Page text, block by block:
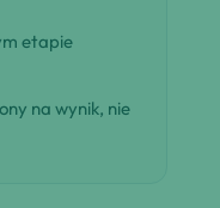
etapie
na wynik, nie